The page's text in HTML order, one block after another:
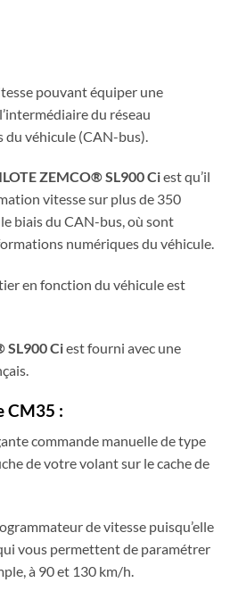
pouvant équiper une
du réseau
véhicule (CAN-bus).
ZEMCO® SL900 Ciest qu’il
vitesse sur plus de 350
biais du CAN-bus, où sont
numériques du véhicule.
en fonction du véhicule est
SL900 Ciest fourni avec une
CM35 :
commande manuelle de type
de votre volant sur le cache de
de vitesse puisqu’elle
vous permettent de paramétrer
à 90 et 130 km/h.